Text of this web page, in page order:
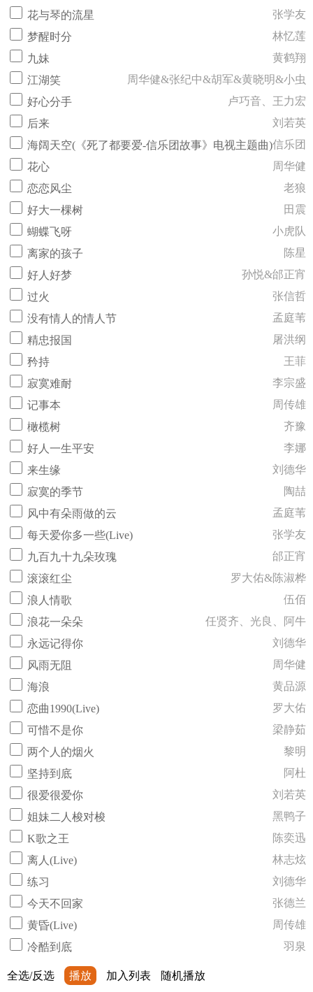
花与琴的流星
张学友
梦醒时分
林忆莲
九妹
黄鹤翔
江湖笑
周华健&张纪中&胡军&黄晓明&小虫
好心分手
卢巧音、王力宏
后来
刘若英
海阔天空(《死了都要爱-信乐团故事》电视主题曲)信乐团
花心
周华健
恋恋风尘
老狼
好大一棵树
田震
蝴蝶飞呀
小虎队
离家的孩子
陈星
好人好梦
孙悦&邰正宵
过火
张信哲
没有情人的情人节
孟庭苇
精忠报国
屠洪纲
矜持
王菲
寂寞难耐
李宗盛
记事本
周传雄
橄榄树
齐豫
好人一生平安
李娜
来生缘
刘德华
寂寞的季节
陶喆
风中有朵雨做的云
孟庭苇
每天爱你多一些(Live)
张学友
九百九十九朵玫瑰
邰正宵
滚滚红尘
罗大佑&陈淑桦
浪人情歌
伍佰
浪花一朵朵
任贤齐、光良、阿牛
永远记得你
刘德华
风雨无阻
周华健
海浪
黄品源
恋曲1990(Live)
罗大佑
可惜不是你
梁静茹
两个人的烟火
黎明
坚持到底
阿杜
很爱很爱你
刘若英
姐妹二人梭对梭
黑鸭子
K歌之王
陈奕迅
离人(Live)
林志炫
练习
刘德华
今天不回家
张德兰
黄昏(Live)
周传雄
冷酷到底
羽泉
全选/反选 播放 加入列表 随机播放